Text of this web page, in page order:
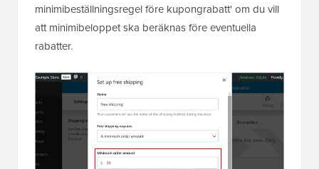
minimibeställningsregel före kupongrabatt' om du vill
att minimibeloppet ska beräknas före eventuella
rabatter.